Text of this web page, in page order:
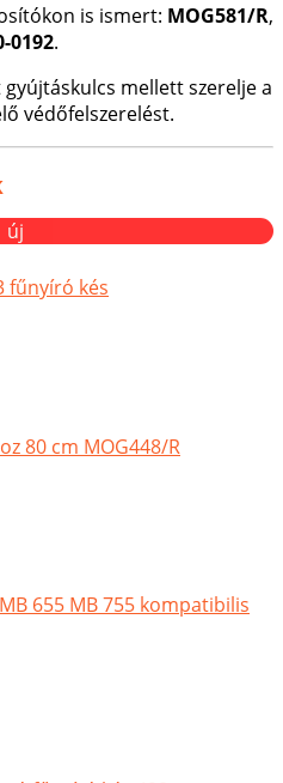
is ismert: MOG581/R,
0192.
mellett szerelje a
védőfelszerelést.
új
fűnyíró kés
80 cm MOG448/R
655 MB 755 kompatibilis